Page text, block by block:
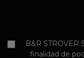
B&R STROVER
finalidad de